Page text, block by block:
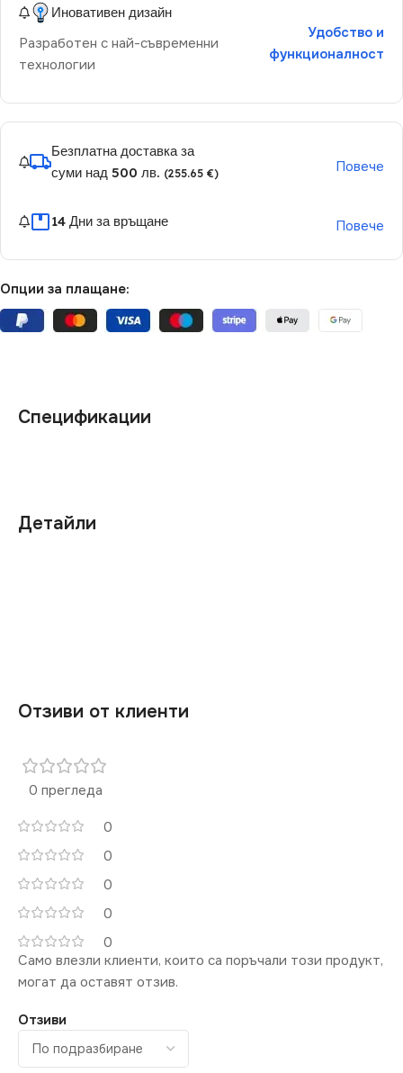
Иновативен дизайн
Разработен с най-съвременни
технологии
Удобство и
функционалност
Безплатна доставка за
суми над 500 лв. (255.65 €) Повече
14 Дни за връщане Повече
Опции за плащане:
Детайли
Спецификации
Отзиви от клиенти
0 прегледа
0
0
0
0
0
Отзиви
Само влезли клиенти, които са поръчали този продукт,
могат да оставят отзив.